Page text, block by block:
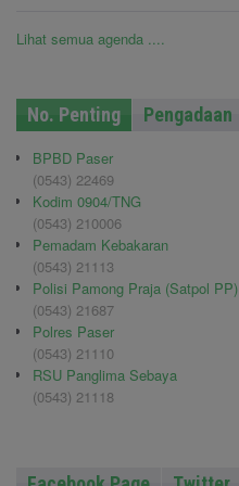
Lihat semua agenda ....
No. Penting Pengadaan
BPBD Paser
(0543) 22469
Kodim 0904/TNG
(0543) 210006
Pemadam Kebakaran
(0543) 21113
Polisi Pamong Praja (Satpol PP)
(0543) 21687
Polres Paser
(0543) 21110
RSU Panglima Sebaya
(0543) 21118